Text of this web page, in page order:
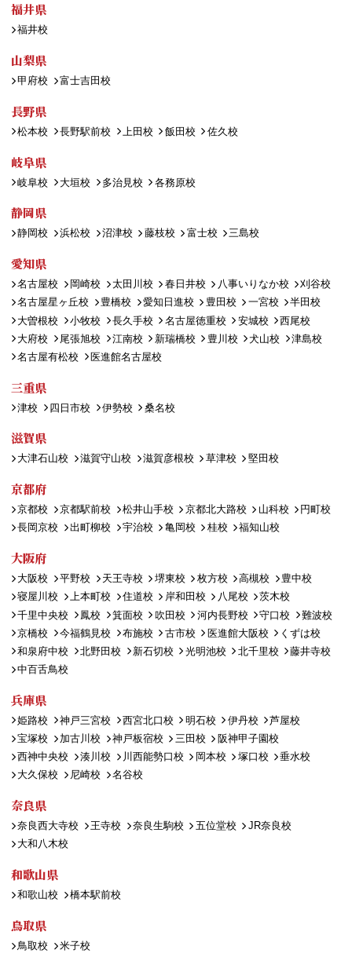
福井県
福井校
山梨県
甲府校 富士吉田校
長野県
松本校 長野駅前校 上田校 飯田校 佐久校
岐阜県
岐阜校 大垣校 多治見校 各務原校
静岡県
静岡校 浜松校 沼津校 藤枝校 富士校 三島校
愛知県
名古屋校 岡崎校 太田川校 春日井校 八事いりなか校
刈谷校
名古屋星ヶ丘校
豊橋校 愛知日進校 豊田校 一宮校
半田校
大曽根校
小牧校 長久手校 名古屋徳重校 安城校
西尾校
大府校
尾張旭校 江南校 新瑞橋校 豊川校 犬山校
津島校
名古屋有松校
医進館名古屋校
三重県
津校 四日市校 伊勢校 桑名校
滋賀県
大津石山校 滋賀守山校 滋賀彦根校 草津校 堅田校
京都府
京都校 京都駅前校 松井山手校 京都北大路校 山科校
円町校
長岡京校
出町柳校 宇治校 亀岡校 桂校 福知山校
大阪府
大阪校 平野校 天王寺校 堺東校 枚方校 高槻校
豊中校
寝屋川校
上本町校 住道校 岸和田校 八尾校
茨木校
千里中央校
鳳校 箕面校 吹田校 河内長野校 守口校
難波校
京橋校
今福鶴見校 布施校 古市校 医進館大阪校
くずは校
和泉府中校
北野田校 新石切校 光明池校 北千里校
藤井寺校
中百舌鳥校
兵庫県
姫路校 神戸三宮校 西宮北口校 明石校 伊丹校
芦屋校
宝塚校
加古川校 神戸板宿校 三田校
阪神甲子園校
西神中央校
湊川校 川西能勢口校 岡本校 塚口校
垂水校
大久保校
尼崎校 名谷校
奈良県
奈良西大寺校 王寺校 奈良生駒校 五位堂校
JR奈良校
大和八木校
和歌山県
和歌山校 橋本駅前校
鳥取県
鳥取校 米子校